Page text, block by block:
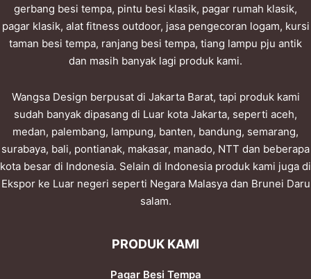
gerbang besi tempa, pintu besi klasik, pagar rumah klasik,
pagar klasik, alat fitness outdoor, jasa pengecoran logam, kursi
taman besi tempa, ranjang besi tempa, tiang lampu pju antik
dan masih banyak lagi produk kami.
Wangsa Design berpusat di Jakarta Barat, tapi produk kami
sudah banyak dipasang di Luar kota Jakarta, seperti aceh,
medan, palembang, lampung, banten, bandung, semarang,
surabaya, bali, pontianak, makasar, manado, NTT dan beberapa
kota besar di Indonesia. Selain di Indonesia produk kami juga di
Ekspor ke Luar negeri seperti Negara Malasya dan Brunei Daru
salam.
PRODUK KAMI
Pagar Besi Tempa